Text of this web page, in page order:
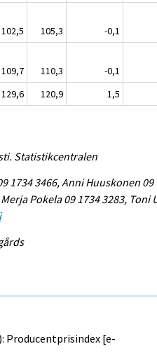
102,5 105,3
-0,1
109,7 110,3
-0,1
129,6 120,9 1,5
Statistikcentralen
1734 3466, Anni Huuskonen 09
Pokela 09 1734 3283, Toni
Producentprisindex [e-